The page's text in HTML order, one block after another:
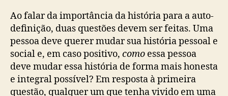
Ao falar da importância da história para a auto-
definição, duas questões devem ser feitas. Uma
pessoa deve querer mudar sua história pessoal e
social e, em caso positivo, como essa pessoa
deve mudar essa história de forma mais honesta
e integral possível? Em resposta à primeira
questão, qualquer um que tenha vivido em uma